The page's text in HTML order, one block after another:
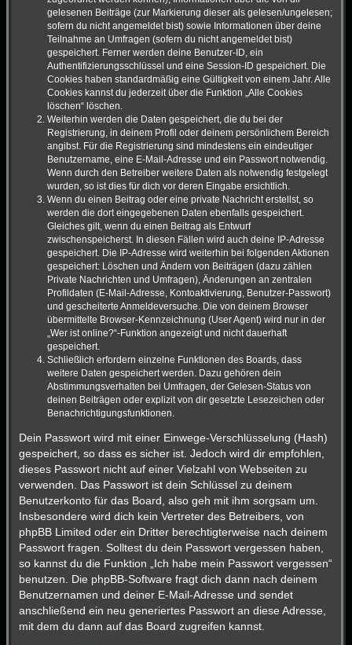
gelesenen Beiträge (zur Markierung dieser als gelesen/ungelesen;
sofern du nicht angemeldet bist) sowie Informationen über deine
Teilnahme an Umfragen (sofern du nicht angemeldet bist)
gespeichert. Ferner werden deine Benutzer-ID, ein
Authentifizierungsschlüssel und eine Session-ID gespeichert. Die
Cookies haben standardmäßig eine Gültigkeit von einem Jahr. Alle
Cookies kannst du jederzeit über die Funktion „Alle Cookies
löschen“ löschen.
Weiterhin werden die Daten gespeichert, die du bei der
Registrierung, in deinem Profil oder deinem persönlichem Bereich
angibst. Für die Registrierung sind mindestens ein eindeutiger
Benutzername, eine E-Mail-Adresse und ein Passwort notwendig.
Wenn durch den Betreiber weitere Daten als notwendig festgelegt
wurden, so ist dies für dich vor deren Eingabe ersichtlich.
Wenn du einen Beitrag oder eine private Nachricht erstellst, so
werden die dort eingegebenen Daten ebenfalls gespeichert.
Gleiches gilt, wenn du einen Beitrag als Entwurf
zwischenspeicherst. In diesen Fällen wird auch deine IP-Adresse
gespeichert. Die IP-Adresse wird weiterhin bei folgenden Aktionen
gespeichert: Löschen und Ändern von Beiträgen (dazu zählen
Private Nachrichten und Umfragen), Änderungen an zentralen
Profildaten (E-Mail-Adresse, Kontoaktivierung, Benutzer-Passwort)
und gescheiterte Anmeldeversuche. Die von deinem Browser
übermittelte Browser-Kennzeichnung (User Agent) wird nur in der
„Wer ist online?“-Funktion angezeigt und nicht dauerhaft
gespeichert.
Schließlich erfordern einzelne Funktionen des Boards, dass
weitere Daten gespeichert werden. Dazu gehören dein
Abstimmungsverhalten bei Umfragen, der Gelesen-Status von
deinen Beiträgen oder explizit von dir gesetzte Lesezeichen oder
Benachrichtigungsfunktionen.
Dein Passwort wird mit einer Einwege-Verschlüsselung (Hash)
gespeichert, so dass es sicher ist. Jedoch wird dir empfohlen,
dieses Passwort nicht auf einer Vielzahl von Webseiten zu
verwenden. Das Passwort ist dein Schlüssel zu deinem
Benutzerkonto für das Board, also geh mit ihm sorgsam um.
Insbesondere wird dich kein Vertreter des Betreibers, von
phpBB Limited oder ein Dritter berechtigterweise nach deinem
Passwort fragen. Solltest du dein Passwort vergessen haben,
so kannst du die Funktion „Ich habe mein Passwort vergessen“
benutzen. Die phpBB-Software fragt dich dann nach deinem
Benutzernamen und deiner E-Mail-Adresse und sendet
anschließend ein neu generiertes Passwort an diese Adresse,
mit dem du dann auf das Board zugreifen kannst.